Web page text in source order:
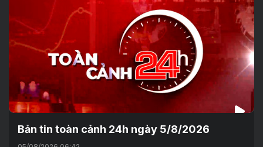
Bản tin toàn cảnh 24h ngày 5/8/2026